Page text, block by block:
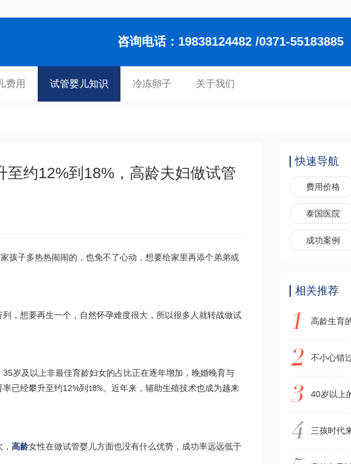
咨询电话：19838124482 /0371-
费用 试管婴儿知识 冷冻卵子 关于我们
约12%到18%，高龄夫妇做试管
孩子多热热闹闹的，也免不了心动，想要给家里再添个弟弟或
列，想要再生一个，自然怀孕难度很大，所以很多人就转战做试
35岁及以上非最佳育龄妇女的占比正在逐年增加，晚婚晚育与
已经攀升至约12%到 18%。近年来，辅助生殖技术也成为越来
高龄女性在做试管婴儿方面也没有什么优势，成功率远远低于
快速导航
费用价格
泰国医院
成功案例
相关推荐
高龄生育
不小心错
40岁以上
三孩时代